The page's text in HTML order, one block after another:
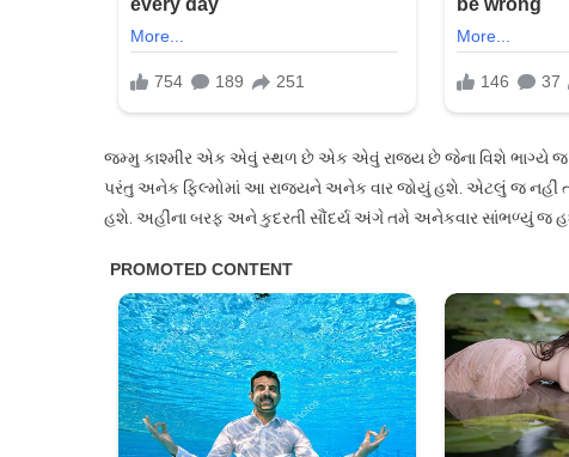
જમ્મુ કાશ્મીર એક એવું સ્થળ છે એક એવું રાજ્ય છે જેના વિશે ભાગ્યે
પરંતુ અનેક ફિલ્મોમાં આ રાજ્યને અનેક વાર જોયું હશે. એટલું જ નહીં
હશે. અહીંના બરફ અને કુદરતી સૌંદર્ય અંગે તમે અનેકવાર સાંભળ્યું જ